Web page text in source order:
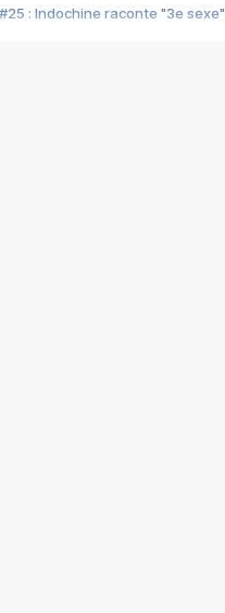
#25 : Indochine raconte "3e sexe"